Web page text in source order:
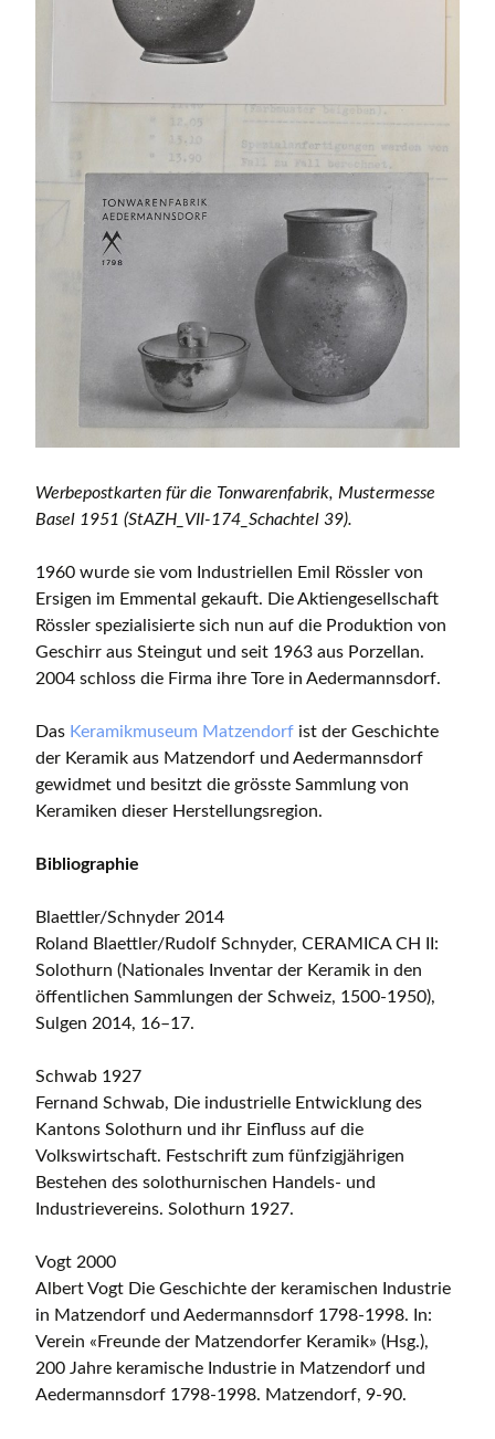
Werbepostkarten für die Tonwarenfabrik, Mustermesse
Basel 1951 (StAZH_VII-174_Schachtel 39).
1960 wurde sie vom Industriellen Emil Rössler von
Ersigen im Emmental gekauft. Die Aktiengesellschaft
Rössler spezialisierte sich nun auf die Produktion von
Geschirr aus Steingut und seit 1963 aus Porzellan.
2004 schloss die Firma ihre Tore in Aedermannsdorf.
Das Keramikmuseum Matzendorf ist der Geschichte
der Keramik aus Matzendorf und Aedermannsdorf
gewidmet und besitzt die grösste Sammlung von
Keramiken dieser Herstellungsregion.
Bibliographie
Blaettler/Schnyder 2014
Roland Blaettler/Rudolf Schnyder, CERAMICA CH II:
Solothurn (Nationales Inventar der Keramik in den
öffentlichen Sammlungen der Schweiz, 1500-1950),
Sulgen 2014, 16–17.
Schwab 1927
Fernand Schwab, Die industrielle Entwicklung des
Kantons Solothurn und ihr Einfluss auf die
Volkswirtschaft. Festschrift zum fünfzigjährigen
Bestehen des solothurnischen Handels- und
Industrievereins. Solothurn 1927.
Vogt 2000
Albert Vogt Die Geschichte der keramischen Industrie
in Matzendorf und Aedermannsdorf 1798-1998. In:
Verein «Freunde der Matzendorfer Keramik» (Hsg.),
200 Jahre keramische Industrie in Matzendorf und
Aedermannsdorf 1798-1998. Matzendorf, 9-90.